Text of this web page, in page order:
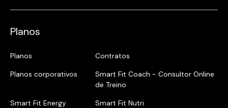
Planos
Planos
Contratos
Planos corporativos
Smart Fit Coach - Consultor Online
de Treino
Smart Fit Energy
Smart Fit Nutri